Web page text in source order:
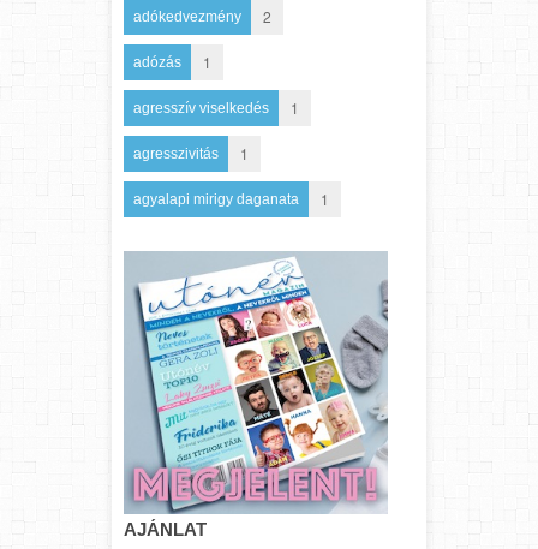
adókedvezmény 2
adózás 1
agresszív viselkedés 1
agresszivitás 1
agyalapi mirigy daganata 1
AJÁNLAT